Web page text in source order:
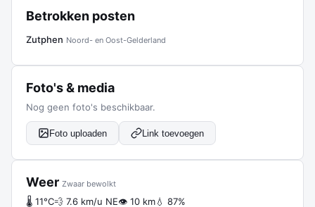
Betrokken posten
Zutphen Noord- en Oost-Gelderland
Foto's & media
Nog geen foto's beschikbaar.
Foto uploaden Link toevoegen
Weer Zwaar bewolkt
🌡 11°C💨 7.6 km/u NE👁 10 km💧 87%